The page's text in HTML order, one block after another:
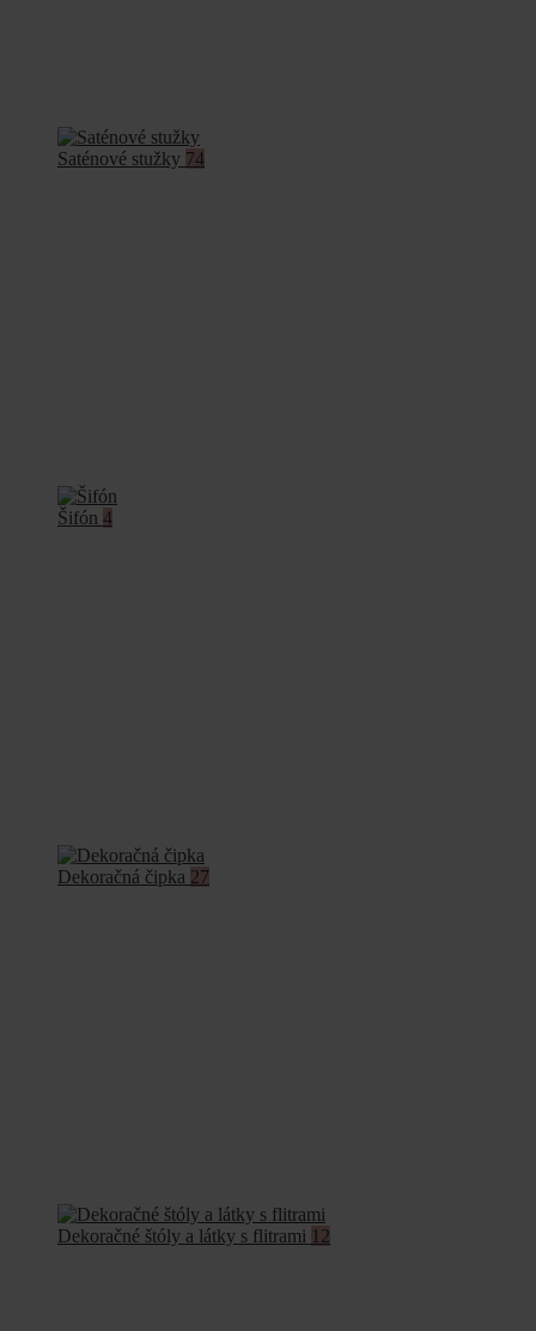
Saténové stužky 74
Šifón 4
Dekoračná čipka 27
Dekoračné štóly a látky s flitrami 12